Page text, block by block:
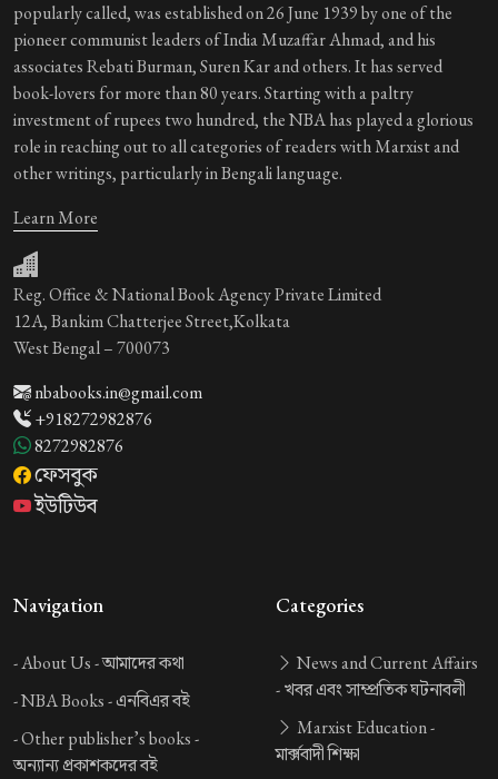
popularly called, was established on 26 June 1939 by one of the
pioneer communist leaders of India Muzaffar Ahmad, and his
associates Rebati Burman, Suren Kar and others. It has served
book-lovers for more than 80 years. Starting with a paltry
investment of rupees two hundred, the NBA has played a glorious
role in reaching out to all categories of readers with Marxist and
other writings, particularly in Bengali language.
Learn More
Reg. Office & National Book Agency Private Limited
12A, Bankim Chatterjee Street,Kolkata
West Bengal – 700073
nbabooks.in@gmail.com
+918272982876
8272982876
ফেসবুক
ইউটিউব
Navigation
-About Us -আমাদের কথা
-NBA Books -এনবিএর বই
-Other publisher’s books -
অন্যান্য প্রকাশকদের বই
Categories
News and Current Affairs
-খবর এবং সাম্প্রতিক ঘটনাবলী
Marxist Education -
মার্ক্সবাদী শিক্ষা